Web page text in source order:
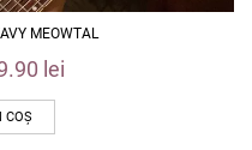
MEOWTAL
lei
COȘ